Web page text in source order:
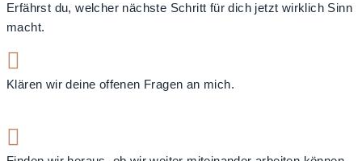
Erfährst du, welcher nächste Schritt für dich jetzt wirklich Sinn
macht.

Klären wir deine offenen Fragen an mich.
